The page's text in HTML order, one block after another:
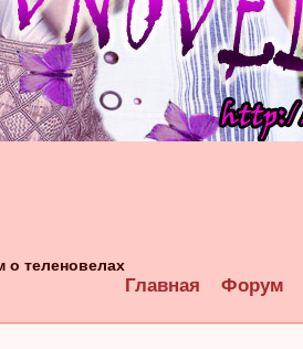
о теленовелах
Главная Форум